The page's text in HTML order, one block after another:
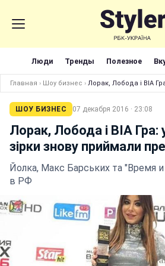
Люди Тренды Полезное
Главная › Шоу бизнес › Лорак, Лобода і ВІА
ШОУ БИЗНЕС 07 декабря 2016 · 23:08
Лорак, Лобода і ВІА Гра:
зірки знову приймали
Йолка, Макс Барських та "Время и
в РФ